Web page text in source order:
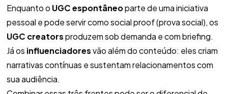
Enquanto o UGC espontâneoparte de uma iniciativa
pessoal e pode servir como social proof (prova social), os
UGC creatorsproduzem sob demanda e com briefing.
Já os influenciadoresvão além do conteúdo: eles criam
narrativas contínuas e sustentam relacionamentos com
sua audiência.